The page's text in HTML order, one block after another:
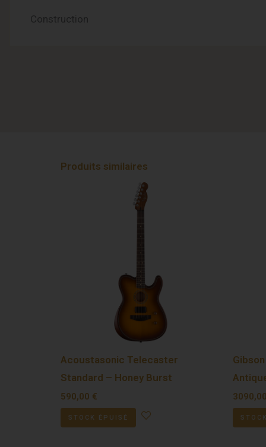
Construction
Produits similaires
Acoustasonic Telecaster
Standard – Honey Burst
590,00 €
STOCK ÉPUISÉ
3090,00